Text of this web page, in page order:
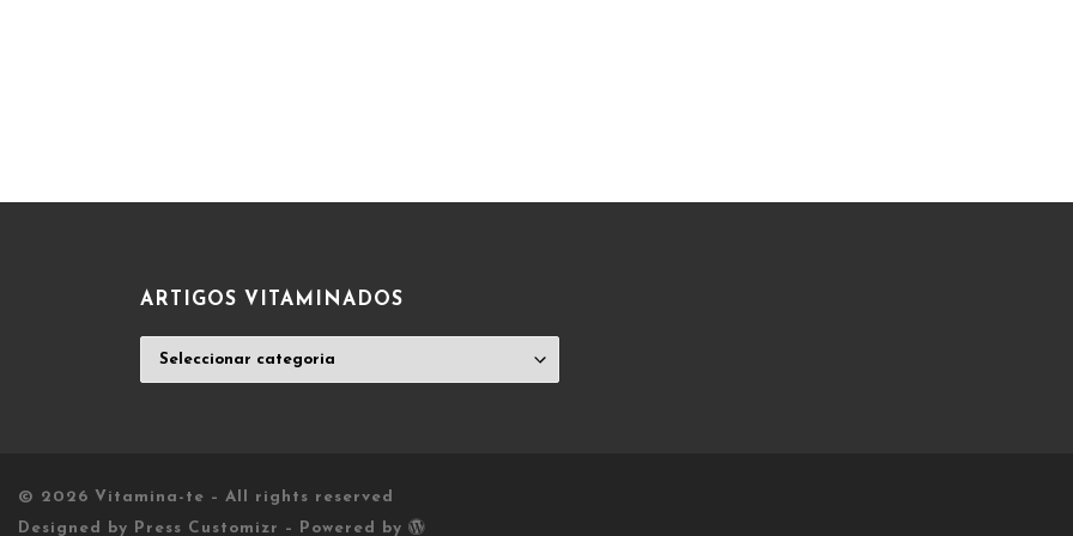
ARTIGOS VITAMINADOS
VITAMINADOS
© 2026 Vitamina-te – All rights reserved
Designed by
Press Customizr – Powered by